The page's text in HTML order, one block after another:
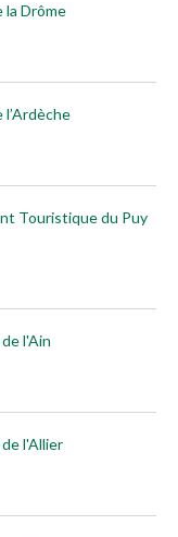
Drôme
Touristique du Puy
l'Ain
l'Allier